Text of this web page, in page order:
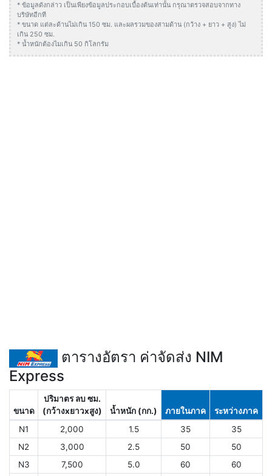
* ข้อมูลดังกล่าว เป็นเพียงข้อมูลประกอบเบื้องต้นเท่านั้น กรุณาตรวจสอบจากทาง
บริษัทอีกที
* ขนาด แต่ละด้านไม่เกิน 150 ซม. และผลรวมของสามด้าน (กว้าง + ยาว + สูง) ไม่
เกิน 250 ซม.
* น้ำหนักต้องไมเกิน 50 กิโลกรัม
ตารางอัตรา ค่าจัดส่ง NIM
Express
ขนาด
ปริมาตร ลบ ซม.
(กว้างxยาวxสูง)
น้ำหนัก (กก.) ภายในภาค
ระหว่างภาค
N1
2,000 1.5 35
35
N2
3,000 2.5 50
50
N3
7,500 5.0 60
60